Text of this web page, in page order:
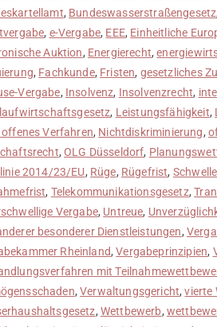
, Bundeswasserstraßengesetz,
, e-Vergabe, EEE, Einheitliche
Auktion, Energierecht,
, Fachkunde, Fristen, gesetzliches
Vergabe, Insolvenz, Insolvenzrecht,
, Leistungsfähigkeit,
Verfahren, Nichtdiskriminierung,
,OLG Düsseldorf,
2014/23/EU, Rüge, Rügefrist,
, Telekommunikationsgesetz,
Vergabe, Untreue,
besonderer Dienstleistungen,
Rheinland,Vergabeprinzipien,
mit
,Verwaltungsgericht,vierte
, Wettbewerb,